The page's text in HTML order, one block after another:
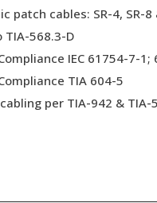
patch cables: SR-4, SR-8
TIA-568.3-D
IEC 61754-7-1;
TIA 604-5
per TIA-942 & TIA-